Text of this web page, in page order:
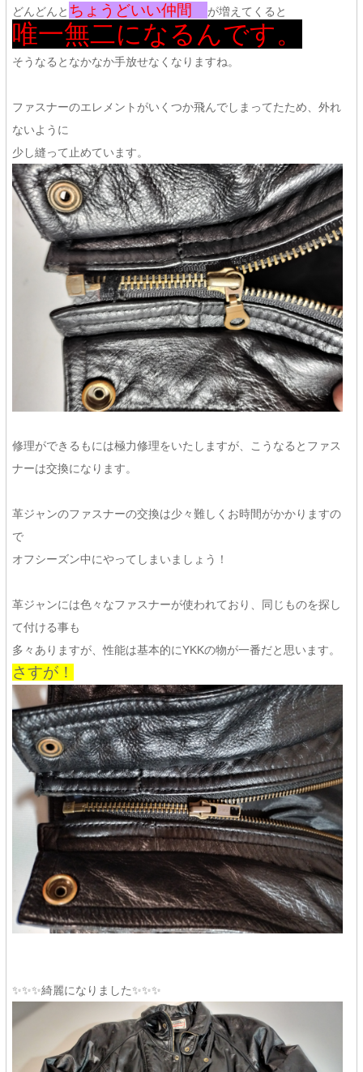
どんどんと ちょうどいい仲間 が増えてくると
唯一無二になるんです。
そうなるとなかなか手放せなくなりますね。
ファスナーのエレメントがいくつか飛んでしまってたため、外れ
ないように
少し縫って止めています。
修理ができるもには極力修理をいたしますが、こうなるとファス
ナーは交換になります。
革ジャンのファスナーの交換は少々難しくお時間がかかりますの
で
オフシーズン中にやってしまいましょう！
革ジャンには色々なファスナーが使われており、同じものを探し
て付ける事も
多々ありますが、性能は基本的にYKKの物が一番だと思います。
さすが！
✨✨✨綺麗になりました✨✨✨